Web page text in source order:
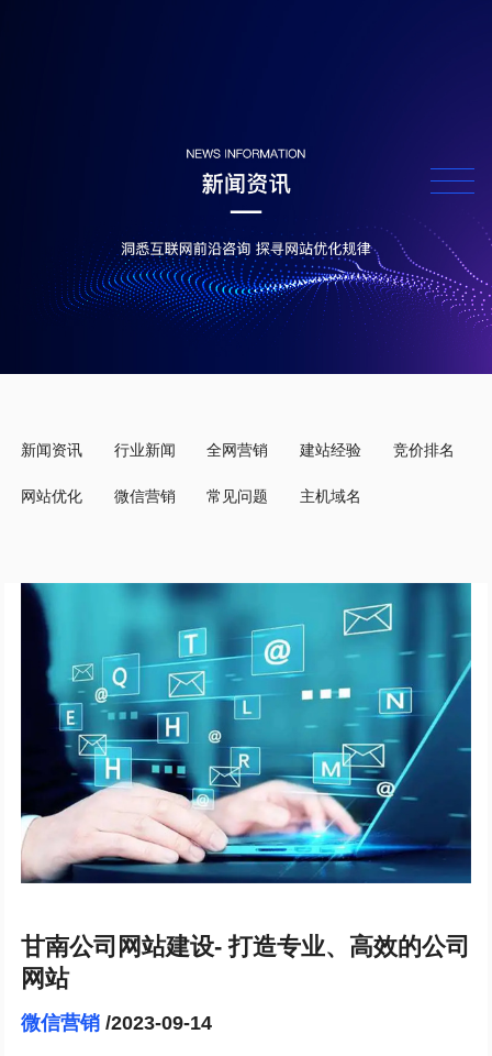
新闻资讯 行业新闻 全网营销 建站经验 竞价排名
网站优化 微信营销 常见问题 主机域名
甘南公司网站建设- 打造专业、高效的公司
网站
微信营销 /2023-09-14